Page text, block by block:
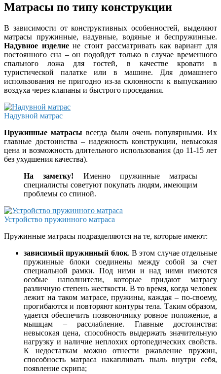
Матрасы по типу конструкции
В зависимости от конструктивных особенностей, выделяют
матрасы пружинные, надувные, водяные и беспружинные.
Надувное изделиене стоит рассматривать как вариант для
постоянного сна – он подойдет только в случае временного
спального ложа для гостей, в качестве кровати в
туристической палатке или в машине. Для домашнего
использования не пригодно из-за склонности к выпусканию
воздуха через клапаны и быстрого проседания.
Надувной матрас
Пружинные матрасы всегда были очень популярными. Их
главные достоинства – надежность конструкции, невысокая
цена и возможность длительного использования (до 11-15 лет
без ухудшения качества).
На заметку! Именно пружинные матрасы
специалисты советуют покупать людям, имеющим
проблемы со спиной.
Устройство пружинного матраса
Пружинные матрасы подразделяются на те, которые имеют:
зависимый пружинный блок. В этом случае отдельные
пружинные блоки соединены между собой за счет
специальной рамки. Под ними и над ними имеются
особые наполнители, которые придают матрасу
различную степень жесткости. В то время, когда человек
лежит на таком матрасе, пружины, каждая – по-своему,
прогибаются и повторяют контуры тела. Таким образом,
удается обеспечить позвоночнику ровное положение, а
мышцам – расслабление. Главные достоинства:
невысокая цена, способность выдержать значительную
нагрузку и наличие неплохих ортопедических свойств.
К недостаткам можно отнести ржавление пружин,
способность матраса накапливать пыль внутри себя,
появление скрипа;